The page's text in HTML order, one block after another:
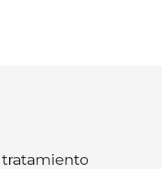
tratamiento